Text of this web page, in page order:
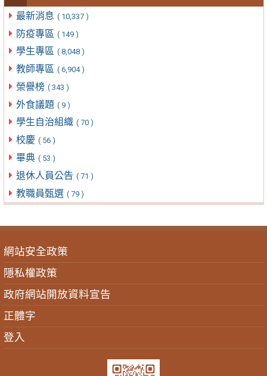
最新消息 ( 10,337 )
防疫專區 ( 149 )
學生專區 ( 8,048 )
教師專區 ( 6,904 )
榮譽榜 ( 343 )
外食議題 ( 9 )
學生自治組織 ( 70 )
校慶 ( 56 )
畢典 ( 53 )
退休人員公告 ( 71 )
教職員甄選 ( 79 )
網站安全政策
隱私權政策
政府網站開放資料宣告
正體字
登入